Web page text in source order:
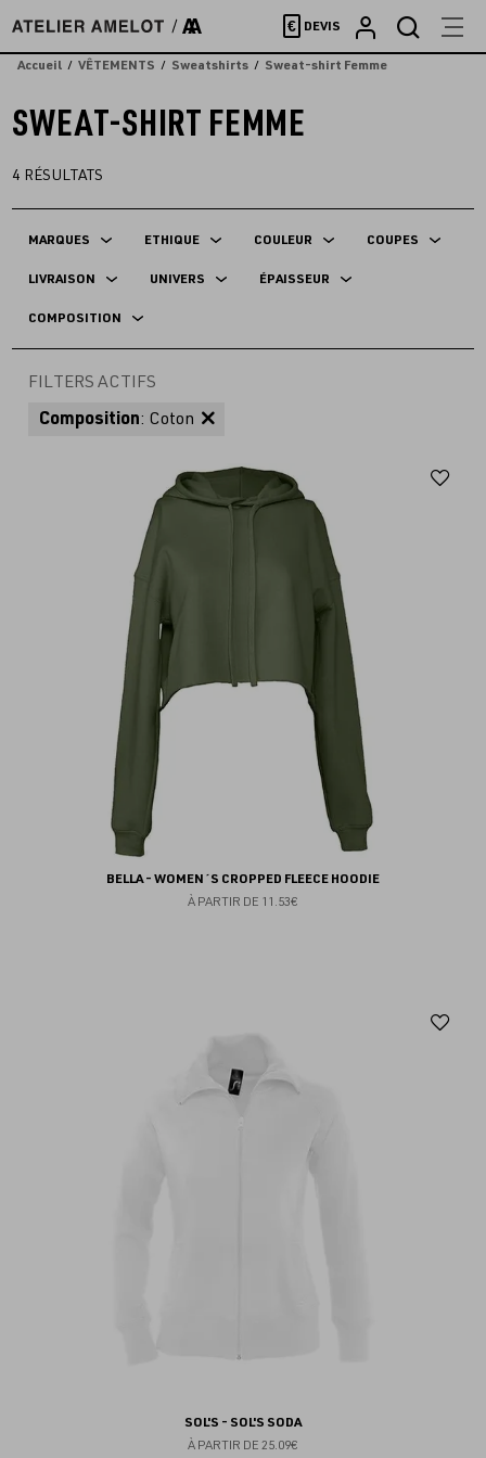
directement
au
€ DEVIS
Accueil VÊTEMENTS Sweatshirts Sweat-shirt Femme
SWEAT-SHIRT FEMME
4 RÉSULTATS
MARQUES ETHIQUE COULEUR COUPES
LIVRAISON UNIVERS ÉPAISSEUR
COMPOSITION
FILTERS ACTIFS
Composition: Coton
BELLA - WOMEN´S CROPPED FLEECE HOODIE
À PARTIR DE 11.53€
SOL'S - SOL'S SODA
À PARTIR DE 25.09€